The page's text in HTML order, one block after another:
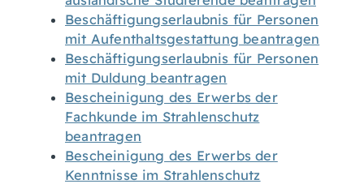
Beschäftigungserlaubnis für Personen
mit Aufenthaltsgestattung beantragen
Beschäftigungserlaubnis für Personen
mit Duldung beantragen
Bescheinigung des Erwerbs der
Fachkunde im Strahlenschutz
beantragen
Bescheinigung des Erwerbs der
Kenntnisse im Strahlenschutz